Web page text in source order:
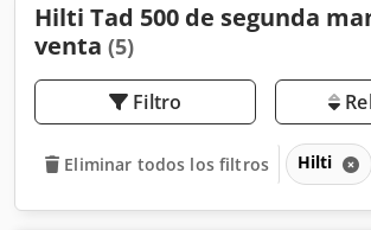
Hilti Tad 500 de segunda
venta (5)
Filtro
Eliminar todos los filtros Hilti